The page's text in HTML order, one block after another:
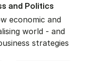
and Polit­ics
economic and
world - and
strategies